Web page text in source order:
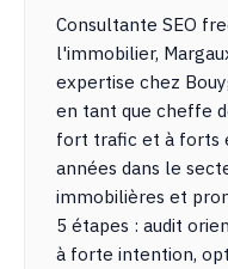
Consultante SEO
l'immobilier,
expertise chez
en tant que cheffe
fort trafic et à forts
années dans le
immobilières et
5 étapes : audit
à forte intention,